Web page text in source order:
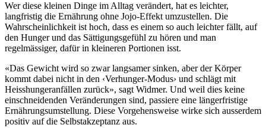
Wer diese kleinen Dinge im Alltag verändert, hat es leichter,
langfristig die Ernährung ohne Jojo-Effekt umzustellen. Die
Wahrscheinlichkeit ist hoch, dass es einem so auch leichter fällt, auf
den Hunger und das Sättigungsgefühl zu hören und man
regelmässiger, dafür in kleineren Portionen isst.
«Das Gewicht wird so zwar langsamer sinken, aber der Körper
kommt dabei nicht in den ‹Verhunger-Modus› und schlägt mit
Heisshungeranfällen zurück», sagt Widmer. Und weil dies keine
einschneidenden Veränderungen sind, passiere eine längerfristige
Ernährungsumstellung. Diese Vorgehensweise wirke sich ausserdem
positiv auf die Selbstakzeptanz aus.